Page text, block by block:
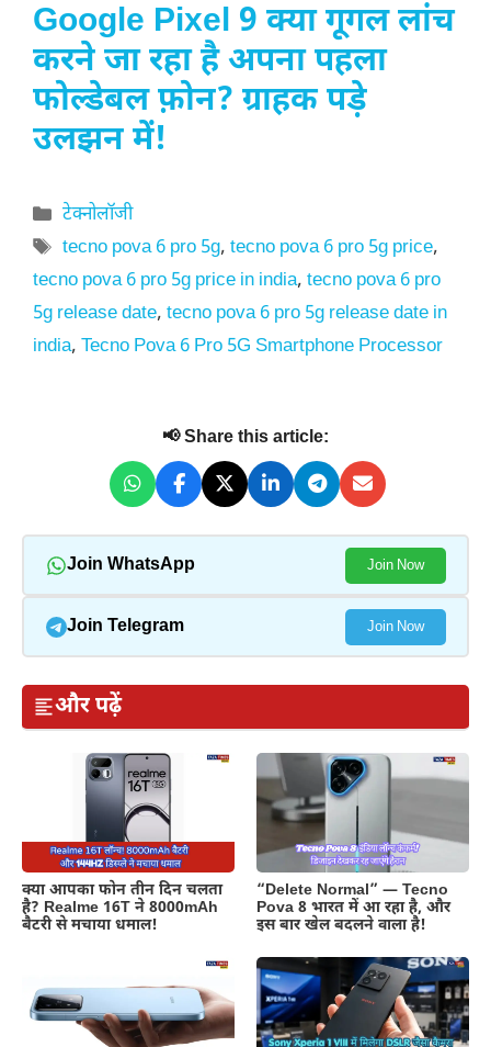
Google Pixel 9 क्या गूगल लांच
करने जा रहा है अपना पहला
फोल्डेबल फ़ोन? ग्राहक पड़े
उलझन में!
Categories
टेक्नोलॉजी
Tags
tecno pova 6 pro 5g,tecno pova 6 pro 5g price,
tecno pova 6 pro 5g price in india, tecno pova 6 pro
5g release date, tecno pova 6 pro 5g release date in
india, Tecno Pova 6 Pro 5G Smartphone Processor
📢 Share this article:
Join WhatsApp Join Now
Join Telegram Join Now
और पढ़ें
क्या आपका फोन तीन दिन चलता
है? Realme 16T ने 8000mAh
बैटरी से मचाया धमाल!
“Delete Normal” — Tecno
Pova 8 भारत में आ रहा है, और
इस बार खेल बदलने वाला है!